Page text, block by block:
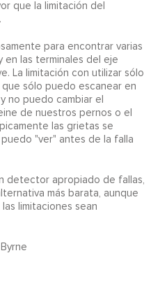
que la limitación del
para encontrar varias
en las terminales del eje
La limitación con utilizar sólo
sólo puedo escanear en
no puedo cambiar el
de nuestros pernos o el
las grietas se
"ver" antes de la falla
detector apropiado de fallas,
más barata, aunque
limitaciones sean